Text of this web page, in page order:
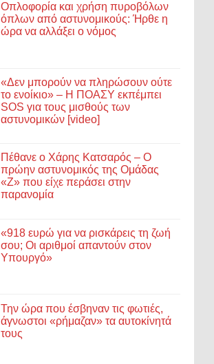
Οπλοφορία και χρήση πυροβόλων
όπλων από αστυνομικούς: Ήρθε η
ώρα να αλλάξει ο νόμος
«Δεν μπορούν να πληρώσουν ούτε
το ενοίκιο» – Η ΠΟΑΣΥ εκπέμπει
SOS για τους μισθούς των
αστυνομικών [video]
Πέθανε ο Χάρης Κατσαρός – Ο
πρώην αστυνομικός της Ομάδας
«Ζ» που είχε περάσει στην
παρανομία
«918 ευρώ για να ρισκάρεις τη ζωή
σου; Οι αριθμοί απαντούν στον
Υπουργό»
Την ώρα που έσβηναν τις φωτιές,
άγνωστοι «ρήμαζαν» τα αυτοκίνητά
τους